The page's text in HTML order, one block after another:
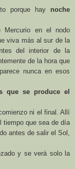
porque hay noche
Mercurio en el nodo
viva más al sur de la
del interior de la
de la hora que
nunca en esos
que se produce el
ni el final. Allí
tiempo que sea de día
antes de salir el Sol,
y se verá solo la